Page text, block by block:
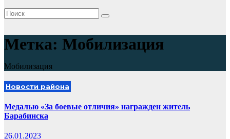
Метка: Мобилизация
Мобилизация
Новости района
Медалью «За боевые отличия» награжден житель
Барабинска
26.01.2023